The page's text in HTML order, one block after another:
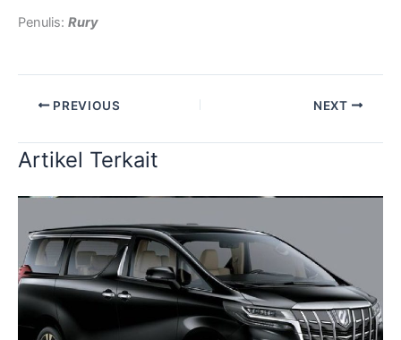
Penulis: Rury
PREVIOUS NEXT
Artikel Terkait